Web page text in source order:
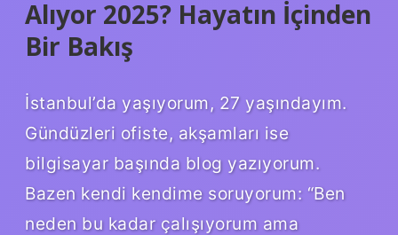
Alıyor 2025? Hayatın İçinden
Bir Bakış
İstanbul’da yaşıyorum, 27 yaşındayım.
Gündüzleri ofiste, akşamları ise
bilgisayar başında blog yazıyorum.
Bazen kendi kendime soruyorum: “Ben
neden bu kadar çalışıyorum ama